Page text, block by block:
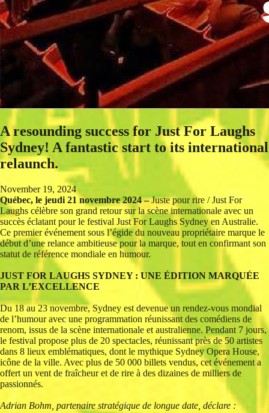
A resounding success for Just For Laughs
Sydney! A fantastic start to its international
relaunch.
November 19, 2024
Québec, le jeudi 21 novembre 2024 –Juste pour rire / Just For
Laughs célèbre son grand retour sur la scène internationale avec un
succès éclatant pour le festival Just For Laughs Sydney en Australie.
Ce premier événement sous l’égide du nouveau propriétaire marque le
début d’une relance ambitieuse pour la marque, tout en confirmant son
statut de référence mondiale en humour.
JUST FOR LAUGHS SYDNEY : UNE ÉDITION MARQUÉE
PAR L’EXCELLENCE
Du 18 au 23 novembre, Sydney est devenue un rendez-vous mondial
de l’humour avec une programmation réunissant des comédiens de
renom, issus de la scène internationale et australienne. Pendant 7 jours,
le festival propose plus de 20 spectacles, réunissant près de 50 artistes
dans 8 lieux emblématiques, dont le mythique Sydney Opera House,
icône de la ville. Avec plus de 50 000 billets vendus, cet événement a
offert un vent de fraîcheur et de rire à des dizaines de milliers de
passionnés.
Adrian Bohm, partenaire stratégique de longue date, déclare :